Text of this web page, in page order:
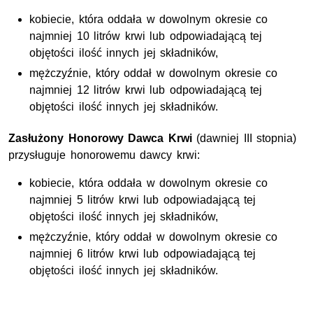
kobiecie, która oddała w dowolnym okresie co
najmniej 10 litrów krwi lub odpowiadającą tej
objętości ilość innych jej składników,
mężczyźnie, który oddał w dowolnym okresie co
najmniej 12 litrów krwi lub odpowiadającą tej
objętości ilość innych jej składników.
Zasłużony Honorowy Dawca Krwi(dawniej III stopnia)
przysługuje honorowemu dawcy krwi:
kobiecie, która oddała w dowolnym okresie co
najmniej 5 litrów krwi lub odpowiadającą tej
objętości ilość innych jej składników,
mężczyźnie, który oddał w dowolnym okresie co
najmniej 6 litrów krwi lub odpowiadającą tej
objętości ilość innych jej składników.